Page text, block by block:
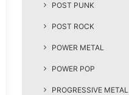
POST PUNK
POST ROCK
POWER METAL
POWER POP
PROGRESSIVE METAL